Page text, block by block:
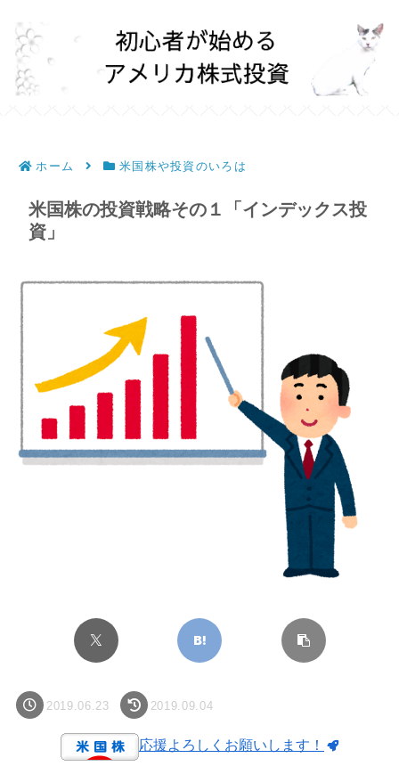
ホーム 米国株や投資のいろは
米国株の投資戦略その１「インデックス投
資」
2019.06.23 2019.09.04
応援よろしくお願いします！